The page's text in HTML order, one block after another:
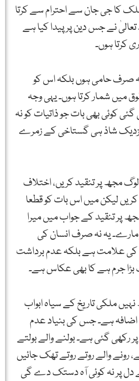
کا جی جان سے احترام سے کرتا
تعالیٰ نے جس دین پر پیدا کیا ہے
کرتا ہوں۔
نہ صرف حامی ہوں بلکہ اس کو
میں شمار کرتا ہوں۔ یہی وجہ
کوئی بھی بات جو ذاتیات کو نہ
شاذ ہی گستاخی کے زمرے
مجھ پر تنقید کریں، اختلاف
لیکن میں اس بات کو قطعا
پر تنقید کے جواب میں میرا
مارے۔ یہ نہ صرف انسان کی
کی علامت ہے بلکہ عدم برداشت
جرم ہے کا بھی عکاس ہے۔
ملکی تاریخ کے سیاہ ابواب
اضافہ ہے۔ جس کی بنیاد عدم
رکھی گئی ہے۔ بولنے والے بولتے
رونے والے روتے روتے تھک جائیں
دل پر نہ کوئی آہ دستک دے گی